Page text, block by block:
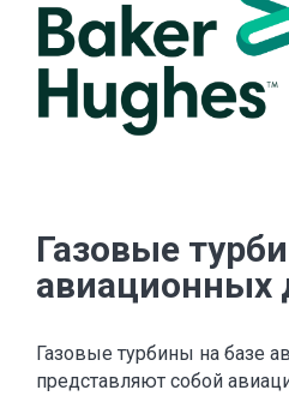
Газовые
авиационных
Газовые турбины на базе
представляют собой